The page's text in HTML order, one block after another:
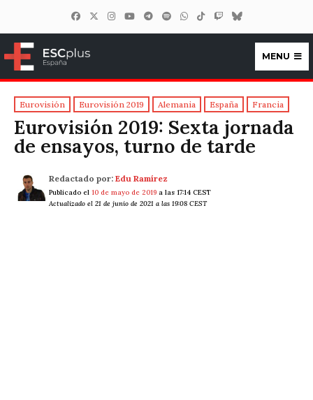
ESCplus España
MENU
Eurovisión Eurovisión 2019 Alemania España Francia
Eurovisión 2019: Sexta jornada
de ensayos, turno de tarde
Redactado por: Edu Ramírez
Publicado el 10 de mayo de 2019 a las 17:14 CEST
Actualizado el 21 de junio de 2021 a las 19:08 CEST